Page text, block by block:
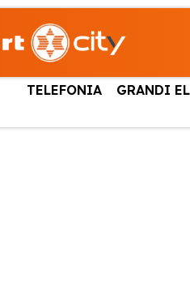
TELEFONIA GRANDI